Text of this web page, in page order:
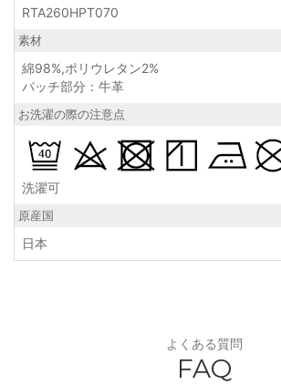
RTA260HPT070
素材
綿98%,ポリウレタン2%
パッチ部分：牛革
お洗濯の際の注意点
洗濯可
原産国
日本
よくある質問
FAQ